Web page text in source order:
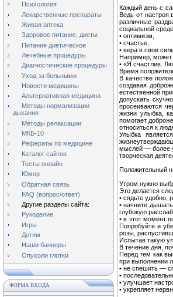
Психология
Лекарственные препараты
Живая аптека
Здоровое питание, диеты
Питание диетическое
Лечебные процедуры
Диагностические процедуры
Уход за больными
Новости медицины
Альтернативная медицина
Методы нормализации
дыхания
Методы релаксации
МКБ-10
Рефераты по медицине
Каталог сайтов
Тесты онлайн
Юмор
Обратная связь
FAQ (вопрос/ответ)
Другие разделы сайта:
Рукоделие
Игры
Детям
Наши баннеры
Опухоли глотки
ФОРМА ВХОДА
Каждый день с
Ведь от настроя
различные
социальной
• оптимизм,
• счастье,
• вера в свои
Например, может
• «Я счастлив.
Время
В качестве
создавая
естественной
допускать
просеиваются
жизни улыбка,
помогает
относиться к
Улыбка
мыслей — более
творческая
Положительный
Утром нужно
Это делается
• сядьте удобно,
• начните
глубокую
• в этот момент
Попробуйте и
розы,
Испытав такую
В течение дня,
Перед тем как
при выполнении
• не спешить —
•
• улучшает
• укрепляет